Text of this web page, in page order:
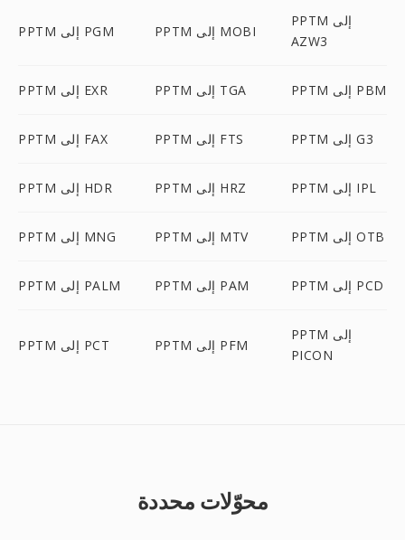
PPTM إلى PGM PPTM إلى MOBI
PPTM إلى
AZW3
PPTM إلى EXR PPTM إلى TGA PPTM إلى PBM
PPTM إلى FAX PPTM إلى FTS PPTM إلى G3
PPTM إلى HDR PPTM إلى HRZ PPTM إلى IPL
PPTM إلى MNG PPTM إلى MTV PPTM إلى OTB
PPTM إلى PALM PPTM إلى PAM PPTM إلى PCD
PPTM إلى PCT PPTM إلى PFM
PPTM إلى
PICON
محوّلات محددة